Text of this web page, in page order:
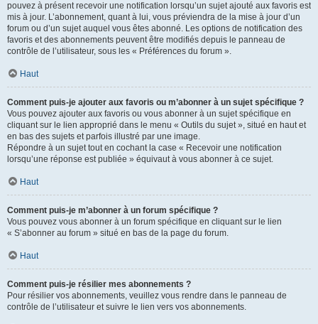
pouvez à présent recevoir une notification lorsqu’un sujet ajouté aux favoris est
mis à jour. L’abonnement, quant à lui, vous préviendra de la mise à jour d’un
forum ou d’un sujet auquel vous êtes abonné. Les options de notification des
favoris et des abonnements peuvent être modifiés depuis le panneau de
contrôle de l’utilisateur, sous les « Préférences du forum ».
Haut
Comment puis-je ajouter aux favoris ou m’abonner à un sujet spécifique ?
Vous pouvez ajouter aux favoris ou vous abonner à un sujet spécifique en
cliquant sur le lien approprié dans le menu « Outils du sujet », situé en haut et
en bas des sujets et parfois illustré par une image.
Répondre à un sujet tout en cochant la case « Recevoir une notification
lorsqu’une réponse est publiée » équivaut à vous abonner à ce sujet.
Haut
Comment puis-je m’abonner à un forum spécifique ?
Vous pouvez vous abonner à un forum spécifique en cliquant sur le lien
« S’abonner au forum » situé en bas de la page du forum.
Haut
Comment puis-je résilier mes abonnements ?
Pour résilier vos abonnements, veuillez vous rendre dans le panneau de
contrôle de l’utilisateur et suivre le lien vers vos abonnements.